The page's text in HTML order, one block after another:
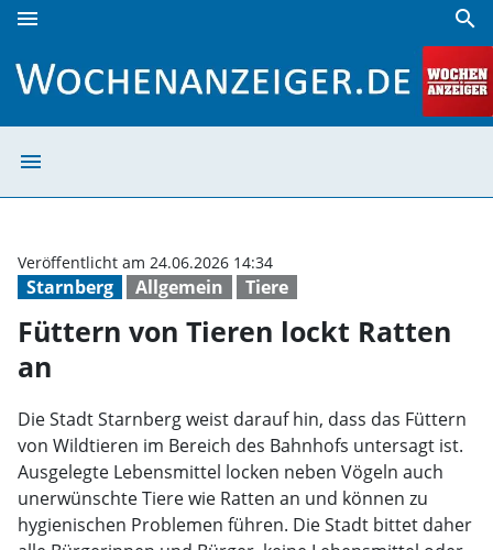
menu search
menu
Starnberg Allgemein Tiere
Veröffentlicht am 24.06.2026 14:34
Füttern von Tieren lockt Ratten
an
Die Stadt Starnberg weist darauf hin, dass das Füttern
von Wildtieren im Bereich des Bahnhofs untersagt ist.
Ausgelegte Lebensmittel locken neben Vögeln auch
unerwünschte Tiere wie Ratten an und können zu
hygienischen Problemen führen. Die Stadt bittet daher